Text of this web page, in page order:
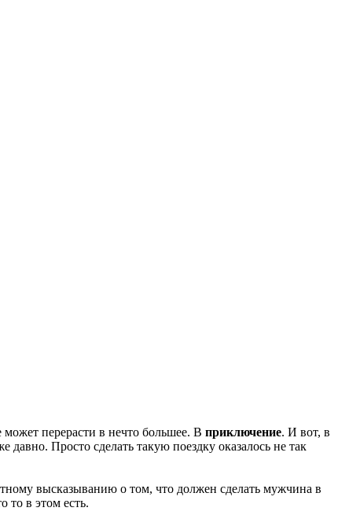
перерасти в нечто большее. В приключение. И вот, в
Просто сделать такую поездку оказалось не так
высказыванию о том, что должен сделать мужчина в
то в этом есть.